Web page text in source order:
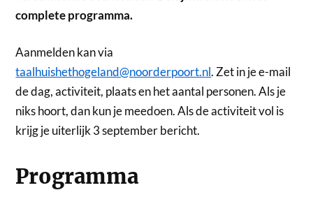
complete programma.
Aanmelden kan via
taalhuishethogeland@noorderpoort.nl. Zet in je e-mail
de dag, activiteit, plaats en het aantal personen. Als je
niks hoort, dan kun je meedoen. Als de activiteit vol is
krijg je uiterlijk 3 september bericht.
Programma